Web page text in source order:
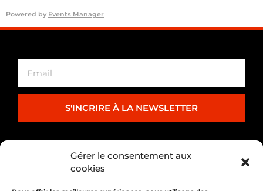
Gérer le consentement aux
cookies
Powered by Events Manager
S'INCRIRE À LA NEWSLETTER
PARTENARIAT